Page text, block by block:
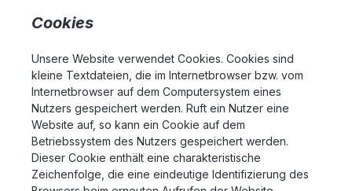
Cookies
Unsere Website verwendet Cookies. Cookies sind
kleine Textdateien, die im Internetbrowser bzw. vom
Internetbrowser auf dem Computersystem eines
Nutzers gespeichert werden. Ruft ein Nutzer eine
Website auf, so kann ein Cookie auf dem
Betriebssystem des Nutzers gespeichert werden.
Dieser Cookie enthält eine charakteristische
Zeichenfolge, die eine eindeutige Identifizierung des